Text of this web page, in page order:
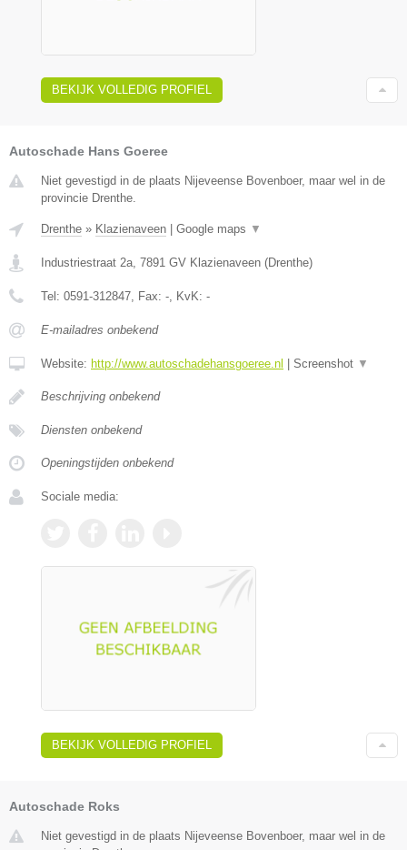
BEKIJK VOLLEDIG PROFIEL
Autoschade Hans Goeree
Niet gevestigd in de plaats Nijeveense Bovenboer, maar wel in de
provincie Drenthe.
Drenthe » Klazienaveen Google maps ▼
Industriestraat 2a, 7891 GV Klazienaveen (Drenthe)
Tel: 0591-312847, Fax: -, KvK: -
E-mailadres onbekend
Website: http://www.autoschadehansgoeree.nl Screenshot ▼
Beschrijving onbekend
Diensten onbekend
Openingstijden onbekend
Sociale media:
BEKIJK VOLLEDIG PROFIEL
Autoschade Roks
Niet gevestigd in de plaats Nijeveense Bovenboer, maar wel in de